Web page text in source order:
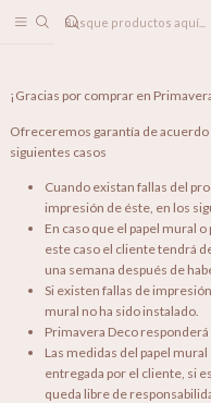
Política de reembolso
¡Gracias por comprar en
Ofreceremos garantía de
siguientes casos
Cuando existan fallas del
impresión de éste, en los
En caso que el papel mural
este caso el cliente tendrá
una semana después de
Si existen fallas de
mural no ha sido instalado.
Primavera Deco
Las medidas del papel
entregada por el cliente, si
queda libre de